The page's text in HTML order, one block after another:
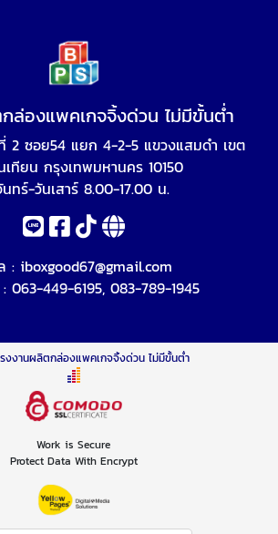
ล่องแพคเกจจิ้งด่วน ไม่มีขั้นต่ำ
2 ซอย54 แยก 4-2-5 แขวงแสมดำ เขต
เทียน กรุงเทพมหานคร 10150
ทร์-วันเสาร์ 8.00-17.00 น.
: iboxgood67@gmail.com
063-449-6195, 083-789-1945
รงงานผลิตกล่องแพคเกจจิ้งด่วน ไม่มีขั้นต่ำ
Work is Secure
Protect Data With Encrypt